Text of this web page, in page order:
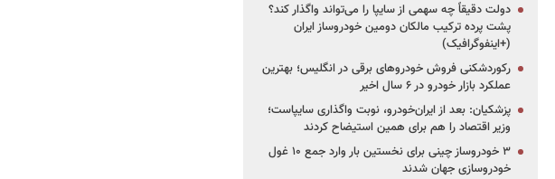
دولت دقیقاً چه سهمی از سایپا را می‌تواند واگذار کند؟
پشت پرده ترکیب مالکان دومین خودروساز ایران
(+اینفوگرافیک)
رکوردشکنی فروش خودروهای برقی در انگلیس؛ بهترین
عملکرد بازار خودرو در ۶ سال اخیر
پزشکیان: بعد از ایران‌خودرو، نوبت واگذاری سایپاست؛
وزیر اقتصاد را هم برای همین استیضاح کردند
۳ خودروساز چینی برای نخستین بار وارد جمع ۱۰ غول
خودروسازی جهان شدند